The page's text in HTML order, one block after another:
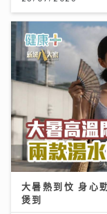
大暑熱到忟 身心
煲到